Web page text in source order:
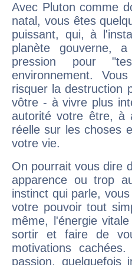
Avec Pluton comme
natal, vous êtes
puissant, qui, à
planète gouverne,
pression pour
environnement.
risquer la destruction
vôtre - à vivre plus
autorité votre être, à
réelle sur les choses
votre vie.
On pourrait vous dire
apparence ou trop
instinct qui parle,
votre pouvoir tout
même, l'énergie
sortir et faire de
motivations
passion, quelquefois